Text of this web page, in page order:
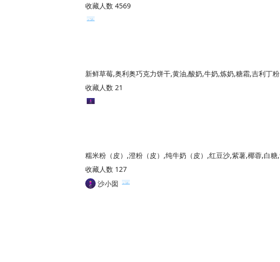
收藏人数 4569
新鲜草莓,奥利奥巧克力饼干,黄油,酸奶,牛奶,炼奶,糖霜,吉利丁粉
收藏人数 21
收藏人数 127
沙小囡